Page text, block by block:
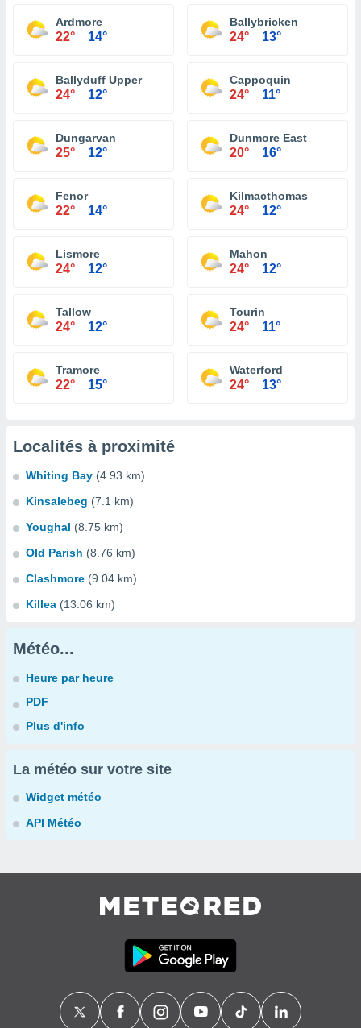
Ardmore
22° 14°
Ballybricken
24° 13°
Ballyduff Upper
24° 12°
Cappoquin
24° 11°
Dungarvan
25° 12°
Dunmore East
20° 16°
Fenor
22° 14°
Kilmacthomas
24° 12°
Lismore
24° 12°
Mahon
24° 12°
Tallow
24° 12°
Tourin
24° 11°
Tramore
22° 15°
Waterford
24° 13°
Localités à proximité
Whiting Bay (4.93 km)
Kinsalebeg (7.1 km)
Youghal (8.75 km)
Old Parish (8.76 km)
Clashmore (9.04 km)
Killea (13.06 km)
Météo...
Heure par heure
PDF
Plus d'info
La météo sur votre site
Widget météo
API Météo